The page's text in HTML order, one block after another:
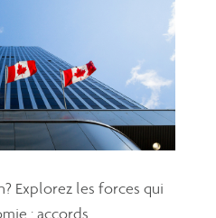
Explorez les forces qui
: accords